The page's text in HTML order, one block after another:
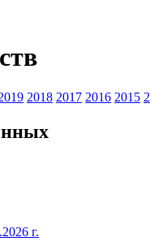
2018 2017 2016 2015
г.